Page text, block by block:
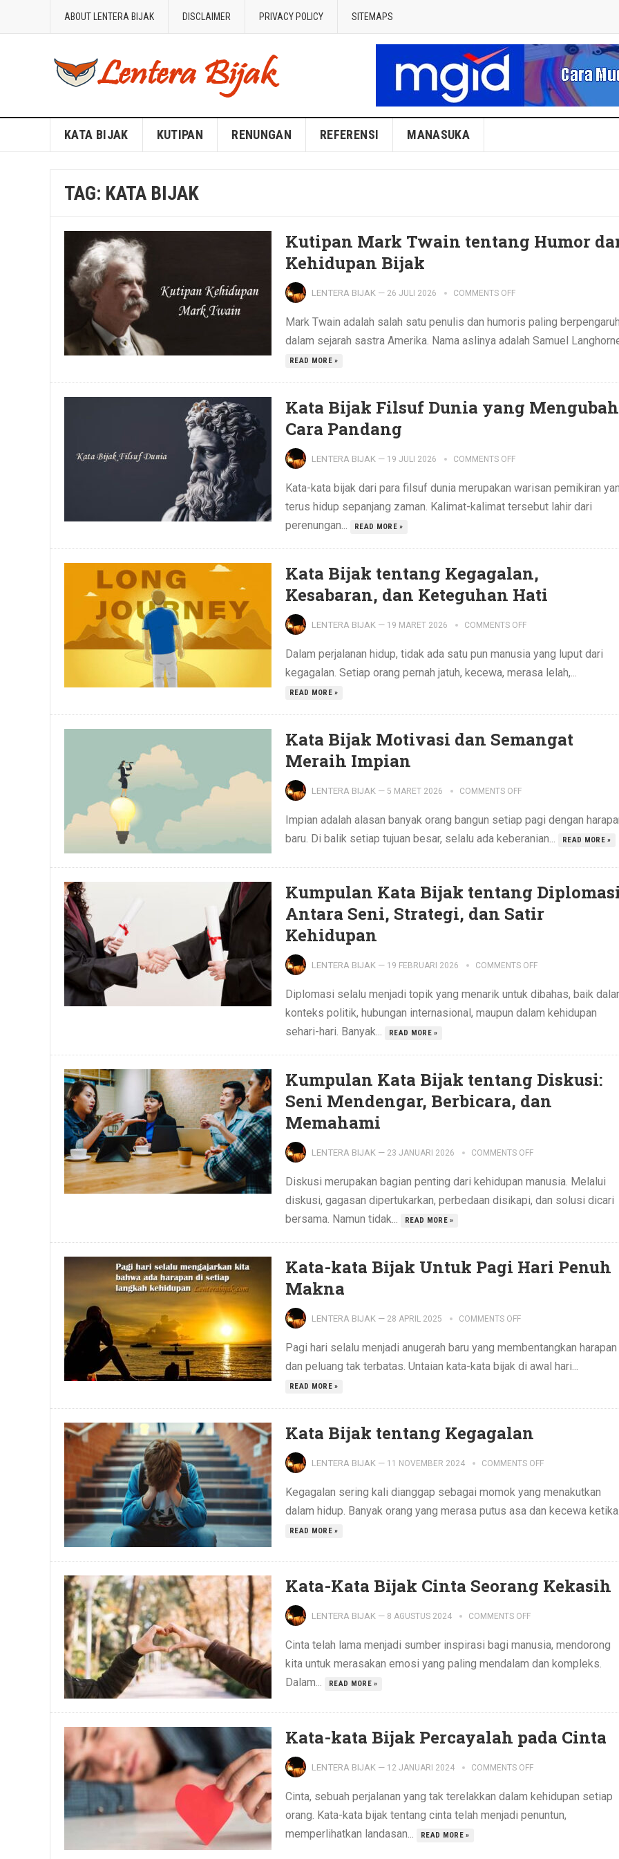
ABOUT LENTERA BIJAK DISCLAIMER PRIVACY POLICY SITEMAPS
Blog Lentera Bijak
KATA BIJAK KUTIPAN RENUNGAN REFERENSI MANASUKA
TAG: KATA BIJAK
Kutipan Mark Twain tentang Humor
Kehidupan Bijak
LENTERA BIJAK — 26 JULI 2026 COMMENTS OFF
Mark Twain adalah salah satu penulis dan humoris paling
dalam sejarah sastra Amerika. Nama aslinya adalah Samuel
READ MORE »
Kata Bijak Filsuf Dunia yang Mengubah
Cara Pandang
LENTERA BIJAK — 19 JULI 2026 COMMENTS OFF
Kata-kata bijak dari para filsuf dunia merupakan warisan pemikiran
terus hidup sepanjang zaman. Kalimat-kalimat tersebut lahir dari
perenungan...
READ MORE »
Kata Bijak tentang Kegagalan,
Kesabaran, dan Keteguhan Hati
LENTERA BIJAK — 19 MARET 2026 COMMENTS OFF
Dalam perjalanan hidup, tidak ada satu pun manusia yang luput dari
kegagalan. Setiap orang pernah jatuh, kecewa, merasa lelah,...
READ MORE »
Kata Bijak Motivasi dan Semangat
Meraih Impian
LENTERA BIJAK — 5 MARET 2026 COMMENTS OFF
Impian adalah alasan banyak orang bangun setiap pagi dengan
baru. Di balik setiap tujuan besar, selalu ada keberanian...
READ MORE »
Kumpulan Kata Bijak tentang
Antara Seni, Strategi, dan Satir
Kehidupan
LENTERA BIJAK — 19 FEBRUARI 2026 COMMENTS OFF
Diplomasi selalu menjadi topik yang menarik untuk dibahas, baik
konteks politik, hubungan internasional, maupun dalam kehidupan
sehari-hari. Banyak...
READ MORE »
Kumpulan Kata Bijak tentang Diskusi:
Seni Mendengar, Berbicara, dan
Memahami
LENTERA BIJAK — 23 JANUARI 2026 COMMENTS OFF
Diskusi merupakan bagian penting dari kehidupan manusia. Melalui
diskusi, gagasan dipertukarkan, perbedaan disikapi, dan solusi dicari
bersama. Namun tidak...
READ MORE »
Kata-kata Bijak Untuk Pagi Hari Penuh
Makna
LENTERA BIJAK — 28 APRIL 2025 COMMENTS OFF
Pagi hari selalu menjadi anugerah baru yang membentangkan harapan
dan peluang tak terbatas. Untaian kata-kata bijak di awal hari...
READ MORE »
Kata Bijak tentang Kegagalan
LENTERA BIJAK — 11 NOVEMBER 2024 COMMENTS OFF
Kegagalan sering kali dianggap sebagai momok yang menakutkan
dalam hidup. Banyak orang yang merasa putus asa dan kecewa
READ MORE »
Kata-Kata Bijak Cinta Seorang Kekasih
LENTERA BIJAK — 8 AGUSTUS 2024 COMMENTS OFF
Cinta telah lama menjadi sumber inspirasi bagi manusia, mendorong
kita untuk merasakan emosi yang paling mendalam dan kompleks.
Dalam...
READ MORE »
Kata-kata Bijak Percayalah pada Cinta
LENTERA BIJAK — 12 JANUARI 2024 COMMENTS OFF
Cinta, sebuah perjalanan yang tak terelakkan dalam kehidupan setiap
orang. Kata-kata bijak tentang cinta telah menjadi penuntun,
memperlihatkan landasan...
READ MORE »